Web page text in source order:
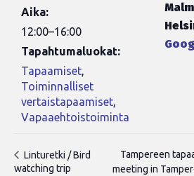
Aika:
12:00–16:00
Tapahtumaluokat:
Tapaamiset,
Toiminnalliset
vertaistapaamiset,
Vapaaehtoistoiminta
Linturetki / Bird
watching trip
Tampereen
meeting in